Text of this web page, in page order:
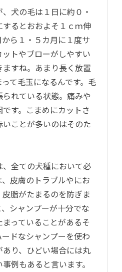
、犬の毛は１日に約０・
るとおおよそ１ｃｍ伸
ら１・５カ月に１度サ
トやブローがしやすい
すね。あまり長く放置
て毛玉になるんです。毛
れている状態。痛みや
す。こまめにカットさ
ことが多いのはそのた
全ての犬種において必
皮膚のトラブルやにお
脂がたまるのを防ぎま
シャンプーが十分でな
っていることがあるそ
ドなシャンプーを使わ
り、ひどい場合には丸
例もあると言います。